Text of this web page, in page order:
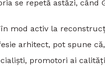
se repetă astăzi,
mod activ la
arhitect, pot spune
promotori ai